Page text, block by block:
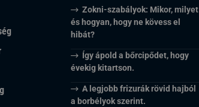
Zokni-szabályok: Mikor, milyet
és hogyan, hogy ne kövess el
hibát?
Így ápold a bőrcipődet, hogy
évekig kitartson.
A legjobb frizurák rövid hajból
a borbélyok szerint.